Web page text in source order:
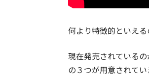
何より特徴的といえ
現在発売されているの
の３つが用意されてい